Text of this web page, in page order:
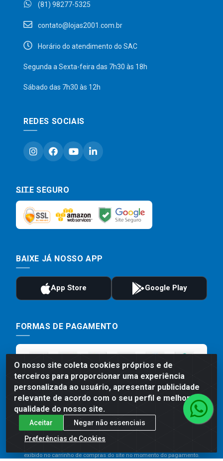
O nosso site coleta cookies próprios e de
terceiros para proporcionar uma experiência
personalizada ao usuário, apresentar publicidade
relevante de acordo com o seu perfil e melhorar a
qualidade do nosso site.
Aceitar
Negar não essenciais
Preferências de Cookies
(81) 98277-5325
contato@lojas2001.com.br
Horário do atendimento do SAC
Segunda a Sexta-feira das 7h30 às 18h
Sábado das 7h30 às 12h
REDES SOCIAIS
SITE SEGURO
BAIXE JÁ NOSSO APP
FORMAS DE PAGAMENTO
Preços, promoções, condições de pagamento e frete são válidos
para compras realizadas exclusivamente pelo site. Caso haja
exibido no carrinho de compras do site no momento do pagamento.